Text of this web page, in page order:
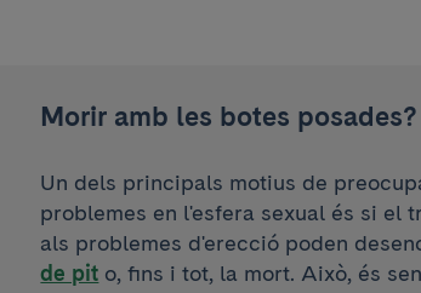
Morir amb les botes posades?
Un dels principals motius de
problemes en l'esfera sexual és si el
als problemes d'erecció poden
de pit o, fins i tot, la mort. Això, és